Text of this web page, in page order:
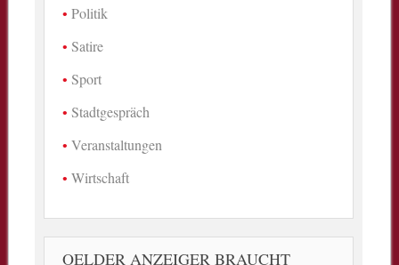
Politik
Satire
Sport
Stadtgespräch
Veranstaltungen
Wirtschaft
OELDER ANZEIGER BRAUCHT